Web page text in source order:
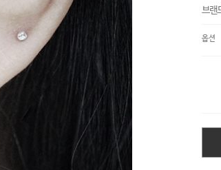
브랜
옵션